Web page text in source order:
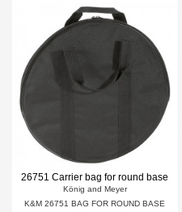
26751 Carrier bag for round base
König and Meyer
K&M 26751 BAG FOR ROUND BASE